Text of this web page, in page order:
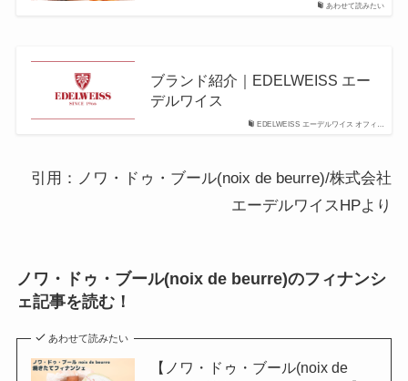
あわせて読みたい
EDELWEISS エーデルワイス オフィ…
ブランド紹介｜EDELWEISS エー
デルワイス
引用：ノワ・ドゥ・ブール(noix de beurre)/株式会社
エーデルワイスHPより
ノワ・ドゥ・ブール(noix de beurre)のフィナンシ
ェ記事を読む！
あわせて読みたい
【ノワ・ドゥ・ブール(noix de